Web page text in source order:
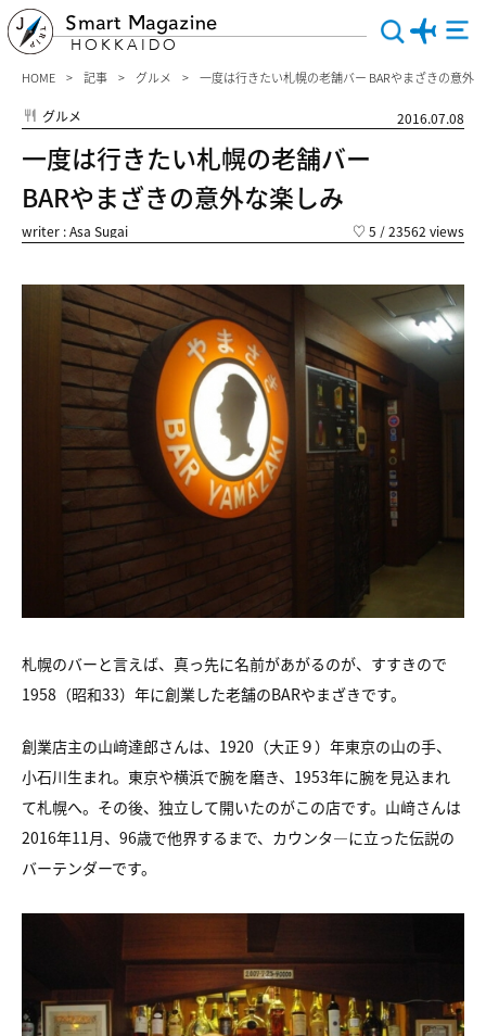
Smart Magazine
HOKKAIDO
HOME 記事 グルメ 一度は行きたい札幌の老舗バー BARやまざきの意外
グルメ 2016.07.08
一度は行きたい札幌の老舗バー
BARやまざきの意外な楽しみ
writer : Asa Sugai ♡ 5 / 23562 views
札幌のバーと言えば、真っ先に名前があがるのが、すすきので
1958（昭和33）年に創業した老舗のBARやまざきです。
創業店主の山﨑達郎さんは、1920（大正９）年東京の山の手、
小石川生まれ。東京や横浜で腕を磨き、1953年に腕を見込まれ
て札幌へ。その後、独立して開いたのがこの店です。山﨑さんは
2016年11月、96歳で他界するまで、カウンタ―に立った伝説の
バーテンダーです。